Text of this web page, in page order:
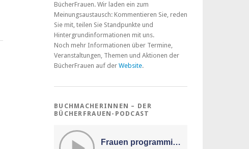
BücherFrauen. Wir laden ein zum
Meinungsaustausch: Kommentieren Sie, reden
Sie mit, teilen Sie Standpunkte und
Hintergrundinformationen mit uns.
Noch mehr Informationen über Termine,
Veranstaltungen, Themen und Aktionen der
BücherFrauen auf der Website.
BUCHMACHERINNEN – DER
BÜCHERFRAUEN-PODCAST